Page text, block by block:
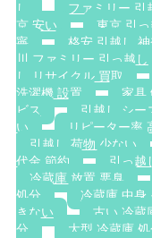
し
ファミリー 引
京 安い
東京 引
寧
格安 引越し 神
川 ファミリー 引っ越し
し リサイクル 買取
洗濯機 設置
家具
ビス
引越し シー
い
リピーター率
引越し 荷物 少ない
代金 節約
引っ越
冷蔵庫 放置 悪臭
処分
冷蔵庫 中身
きない
古い 冷蔵
分
大型 冷蔵庫 処